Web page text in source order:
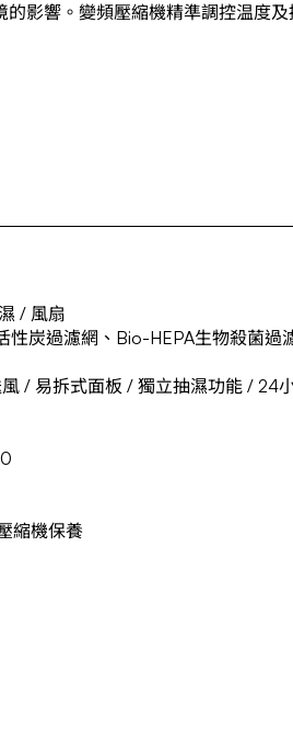
影響。變頻壓縮機精準調控温度及
/ 風扇
性炭過濾網、Bio-HEPA生物殺菌過
/ 易拆式面板 / 獨立抽濕功能 / 24
縮機保養